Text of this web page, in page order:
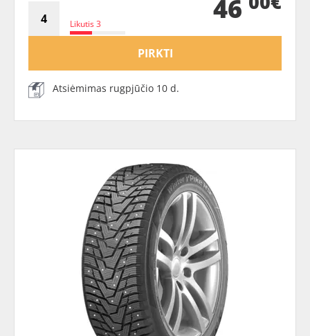
Likutis 3 46
PIRKTI
Atsiėmimas rugpjūčio 10 d.